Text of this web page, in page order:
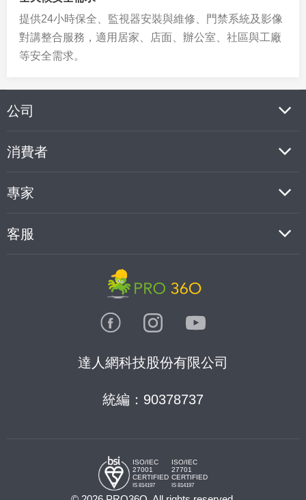
提供24小時保全、監視器安裝與維修、門禁系統及影像
對講整合服務，適用居家、店面、辦公室、社區與工廠
等安全需求。
公司
消費者
專家
客服
達人網科技股份有限公司
統編：90378737
ISO/IEC
27001
CERTIFIED
IS 814197
ISO/IEC
27701
CERTIFIED
IS 814197